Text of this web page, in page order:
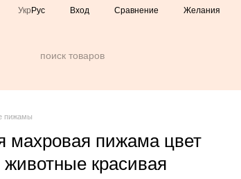
Укр Рус Вход Сравнение Желания
пижамы
махровая пижама цвет
животные красивая